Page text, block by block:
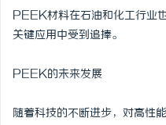
PEEK材料在石油和化工行业
关键应用中受到追捧。
PEEK的未来发展
随着科技的不断进步，对高性